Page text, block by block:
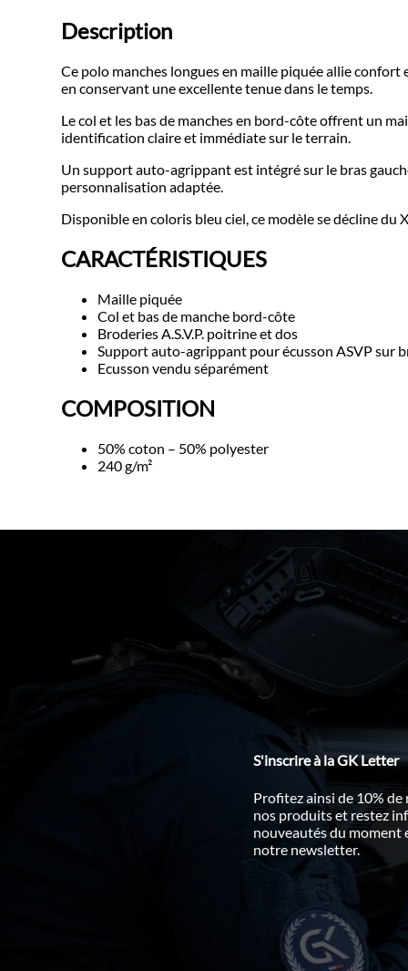
Description
Ce polo manches longues en maille piquée allie
en conservant une excellente tenue dans le temps.
Le col et les bas de manches en bord-côte offrent un
identification claire et immédiate sur le terrain.
Un support auto-agrippant est intégré sur le bras
personnalisation adaptée.
Disponible en coloris bleu ciel, ce modèle se décline
CARACTÉRISTIQUES
Maille piquée
Col et bas de manche bord-côte
Broderies A.S.V.P. poitrine et dos
Support auto-agrippant pour écusson ASVP sur
Ecusson vendu séparément
COMPOSITION
50% coton – 50% polyester
240 g/m²
S'inscrire à la GK Letter
Profitez ainsi de 10%
nos produits et restez
nouveautés du moment
notre newsletter.